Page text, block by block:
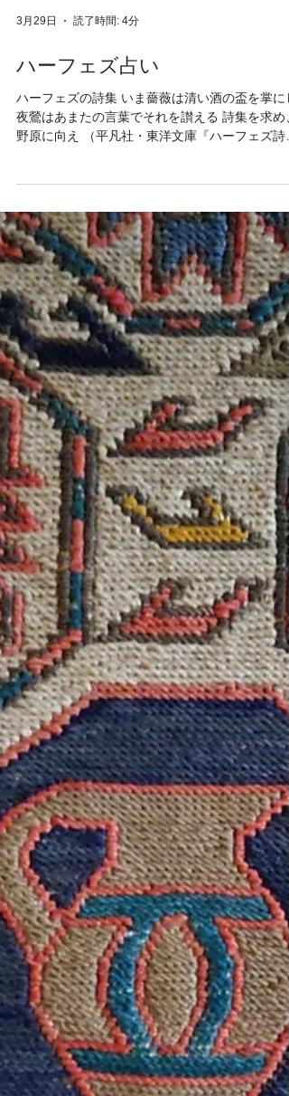
3月29日 読了時間: 4分
ハーフェズ占い
ハーフェズの詩集 いま薔薇は清い酒の盃を掌に
野原に向え （平凡社・東洋文庫『ハーフェズ詩
薇が咲き誇るペルシャの春の情景が目に浮かぶよ
うです。 店主が里帰りした時にハーフェズの詩
を入手して持ち帰ってきて以来、我々の間ではい
っとき「ハーフェズ占い」というものが流行りま
した。 ハーフェズはイランでは知らない人はい
いだろうというくらいの国民的な詩人なのです
が、そのハーフェズの詩集を使ってどのように占
うかというと、詩集を手に取り願いを込めながら
無作為にページを開き、そのページに書かれてい
る詩からメッセージを受け取るという、まあ大雑
把に説明するとこのような感じです。 これが一
的なやり方なのかどうかは、ちょっと私にはわか
らないのですが、とにかく我々のハーフェズ占い
はこのようなものでした。 無作為に選びだした
ードの絵柄からメッセージや直感を得て占うタロ
ット占いと通じるものがあるかもしれませんが、
何せ店主が持ち帰ったハーフェズ詩集は495頁も
るので、毎回